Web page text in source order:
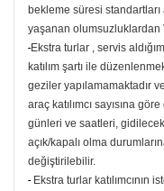
bekleme süresi
yaşanan olumsuzluklardan
-Ekstra turlar , servis
katılım şartı ile
geziler yapılamamaktadır
araç katılımcı sayısına
günleri ve saatleri,
açık/kapalı olma
değiştirilebilir.
- Ekstra turlar katılımcının